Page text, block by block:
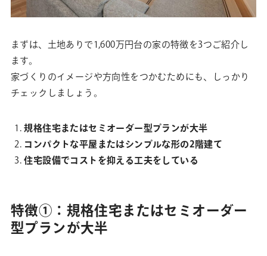
まずは、土地ありで1,600万円台の家の特徴を3つご紹介し
ます。
家づくりのイメージや方向性をつかむためにも、しっかり
チェックしましょう。
規格住宅またはセミオーダー型プランが大半
コンパクトな平屋またはシンプルな形の2階建て
住宅設備でコストを抑える工夫をしている
特徴①：規格住宅またはセミオーダー
型プランが大半